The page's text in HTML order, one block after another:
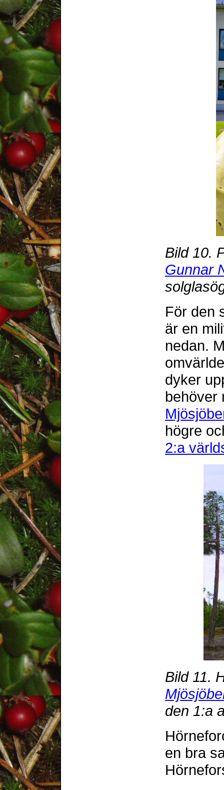
Bild 10.
Gunnar
För den
är en
nedan.
dyker
behöver
högre
2:a
Bild 11.
den 1:a
en bra